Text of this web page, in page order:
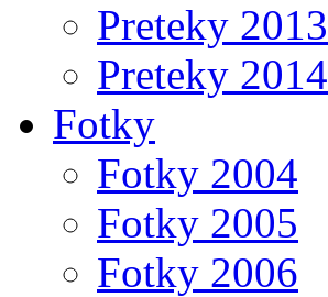
Preteky 2013
Preteky 2014
Fotky
Fotky 2004
Fotky 2005
Fotky 2006